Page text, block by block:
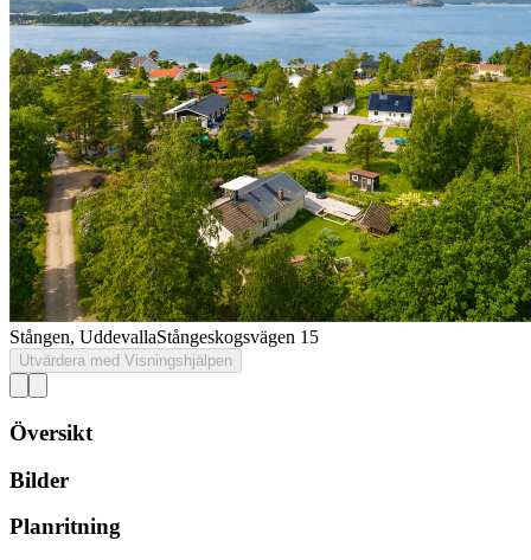
Stången, UddevallaStångeskogsvägen 15
Utvärdera med Visningshjälpen
Översikt
Bilder
Planritning